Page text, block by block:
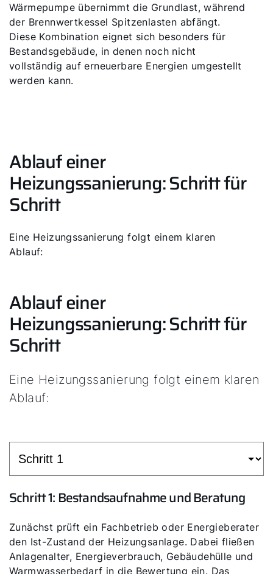
Wärmepumpe übernimmt die Grundlast, während
der Brennwertkessel Spitzenlasten abfängt.
Diese Kombination eignet sich besonders für
Bestandsgebäude, in denen noch nicht
vollständig auf erneuerbare Energien umgestellt
werden kann.
Ablauf einer
Heizungssanierung: Schritt für
Schritt
Eine Heizungssanierung folgt einem klaren
Ablauf:
Ablauf einer
Heizungssanierung: Schritt für
Schritt
Eine Heizungssanierung folgt einem klaren
Ablauf:
Schritt 1: Bestandsaufnahme und Beratung
Zunächst prüft ein Fachbetrieb oder Energieberater
den Ist-Zustand der Heizungsanlage. Dabei fließen
Anlagenalter, Energieverbrauch, Gebäudehülle und
Warmwasserbedarf in die Bewertung ein. Das